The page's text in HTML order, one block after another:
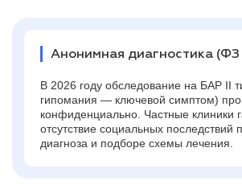
Анонимная диагностика
В 2026 году обследование на БАР II
гипомания — ключевой симптом)
конфиденциально. Частные клиники
отсутствие социальных последствий
диагноза и подборе схемы лечения.